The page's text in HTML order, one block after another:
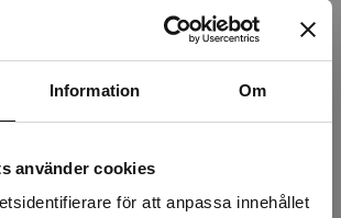
Information Om
använder cookies
för att anpassa innehållet
211 kr
Lägg i varukorgen